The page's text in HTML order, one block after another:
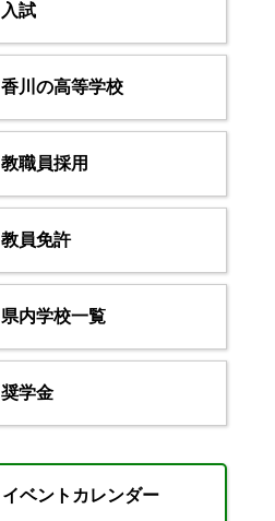
入試
香川の高等学校
教職員採用
教員免許
県内学校一覧
奨学金
イベントカレンダー